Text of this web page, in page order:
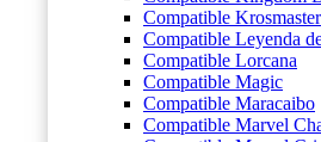
Compatible Krosmaster
Compatible Leyenda
Compatible Lorcana
Compatible Magic
Compatible Maracaibo
Compatible Marvel